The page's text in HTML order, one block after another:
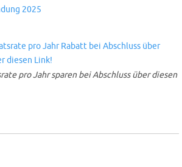
2025
pro Jahr sparen bei Abschluss über diesen